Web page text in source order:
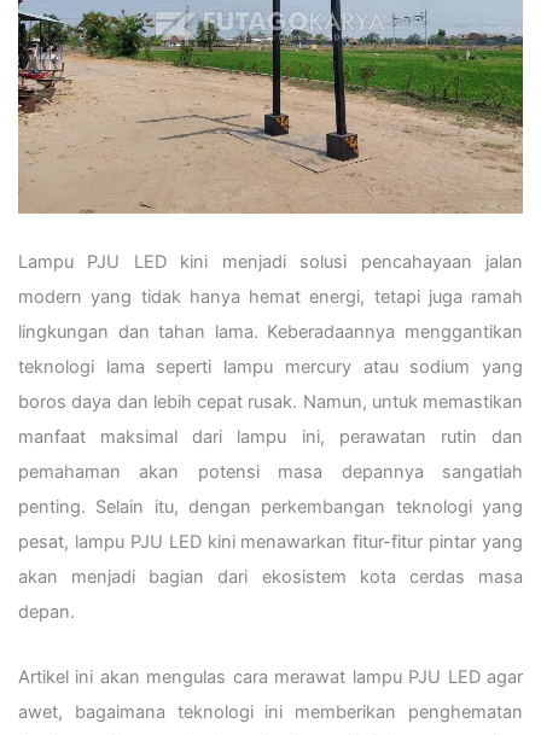
Lampu PJU LED kini menjadi solusi pencahayaan jalan
modern yang tidak hanya hemat energi, tetapi juga ramah
lingkungan dan tahan lama. Keberadaannya menggantikan
teknologi lama seperti lampu mercury atau sodium yang
boros daya dan lebih cepat rusak. Namun, untuk memastikan
manfaat maksimal dari lampu ini, perawatan rutin dan
pemahaman akan potensi masa depannya sangatlah
penting. Selain itu, dengan perkembangan teknologi yang
pesat, lampu PJU LED kini menawarkan fitur-fitur pintar yang
akan menjadi bagian dari ekosistem kota cerdas masa
depan.
Artikel ini akan mengulas cara merawat lampu PJU LED agar
awet, bagaimana teknologi ini memberikan penghematan